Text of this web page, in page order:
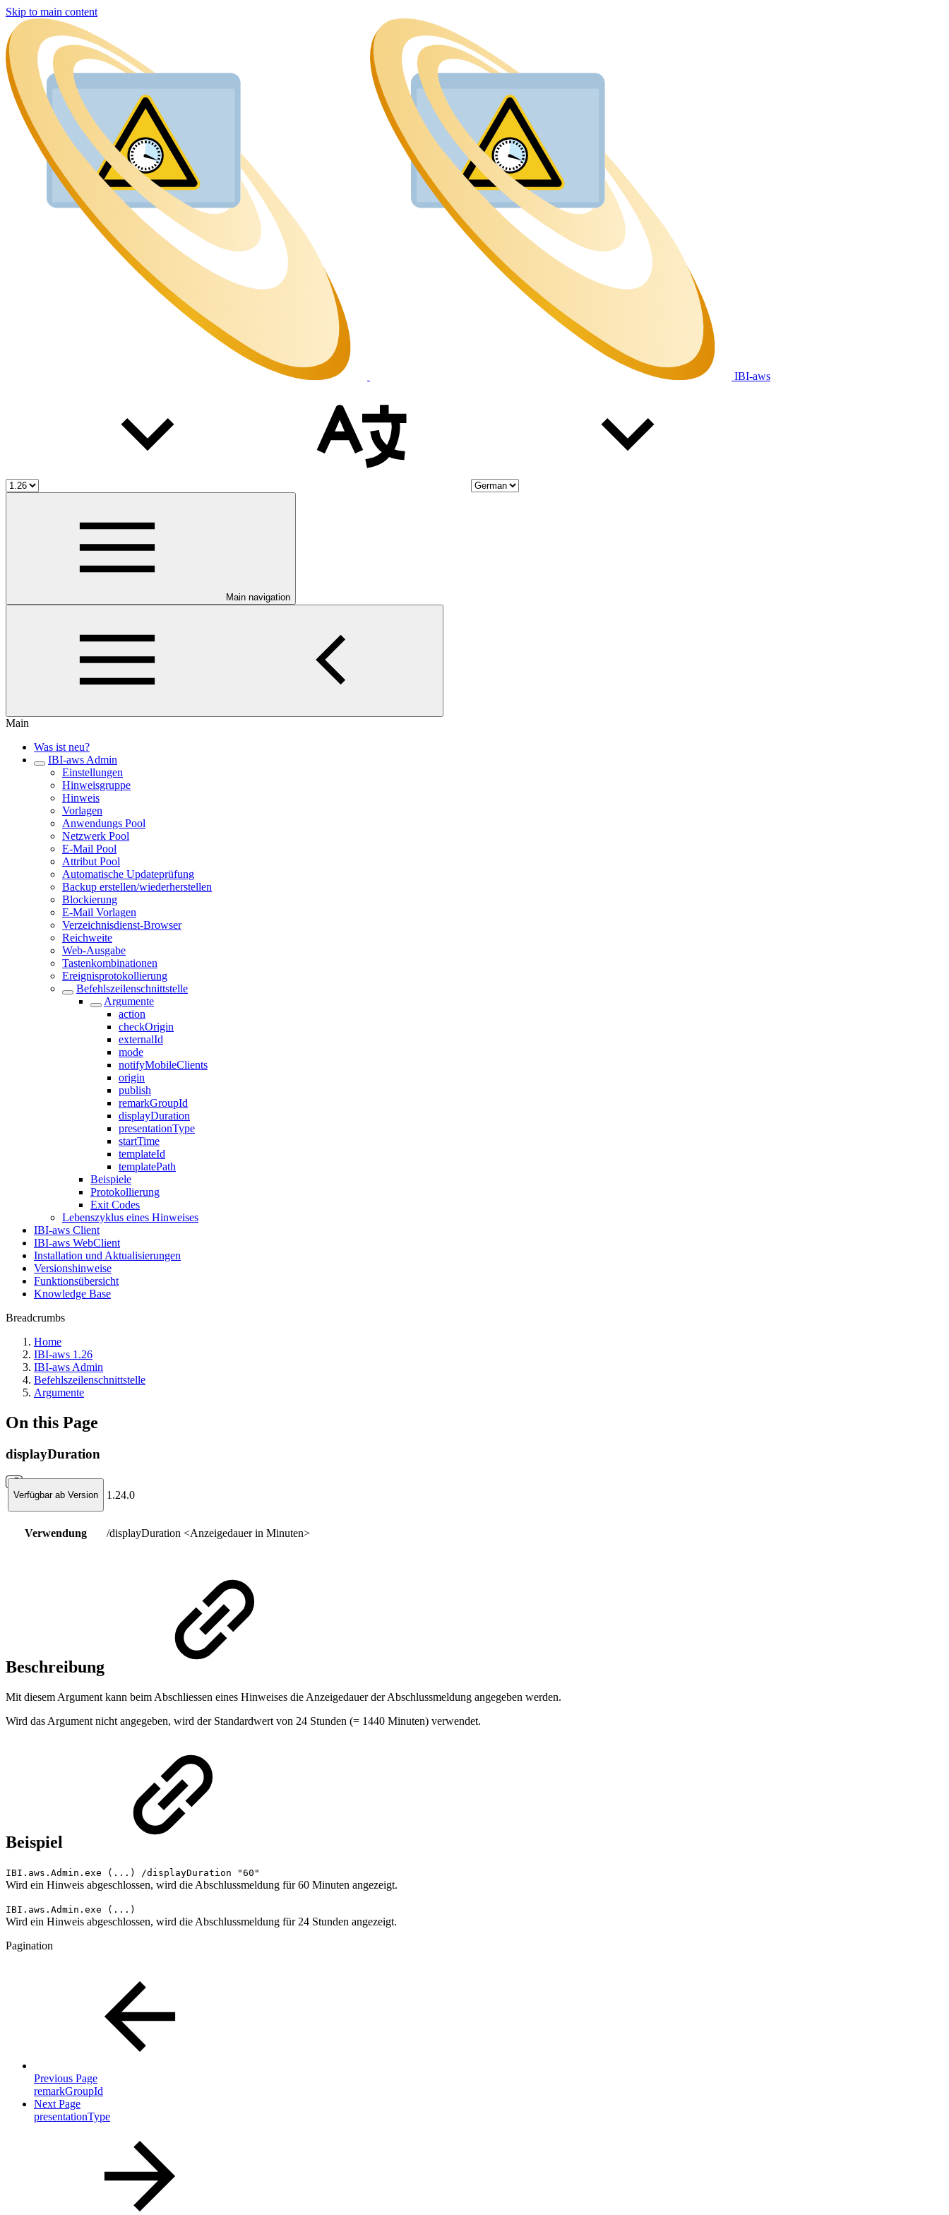
Skip to main content
IBI-aws
Main navigation
Main
Was ist neu?
IBI-aws Admin
Einstellungen
Hinweisgruppe
Hinweis
Vorlagen
Anwendungs Pool
Netzwerk Pool
E-Mail Pool
Attribut Pool
Automatische Updateprüfung
Backup erstellen/wiederherstellen
Blockierung
E-Mail Vorlagen
Verzeichnisdienst-Browser
Reichweite
Web-Ausgabe
Tastenkombinationen
Ereignisprotokollierung
Befehlszeilenschnittstelle
Argumente
action
checkOrigin
externalId
mode
notifyMobileClients
origin
publish
remarkGroupId
displayDuration
presentationType
startTime
templateId
templatePath
Beispiele
Protokollierung
Exit Codes
Lebenszyklus eines Hinweises
IBI-aws Client
IBI-aws WebClient
Installation und Aktualisierungen
Versionshinweise
Funktionsübersicht
Knowledge Base
Breadcrumbs
Home
IBI-aws 1.26
IBI-aws Admin
Befehlszeilenschnittstelle
Argumente
On this Page
displayDuration
Verfügbar ab Version 1.24.0
Verwendung /displayDuration <Anzeigedauer in Minuten>
Beschreibung
Mit diesem Argument kann beim Abschliessen eines Hinweises die Anzeigedauer der Abschlussmeldung angegeben werden.
Wird das Argument nicht angegeben, wird der Standardwert von 24 Stunden (= 1440 Minuten) verwendet.
Beispiel
IBI.aws.Admin.exe (...) /displayDuration "60"
Wird ein Hinweis abgeschlossen, wird die Abschlussmeldung für 60 Minuten angezeigt.
IBI.aws.Admin.exe (...)
Wird ein Hinweis abgeschlossen, wird die Abschlussmeldung für 24 Stunden angezeigt.
Pagination
Previous Page
remarkGroupId
Next Page
presentationType